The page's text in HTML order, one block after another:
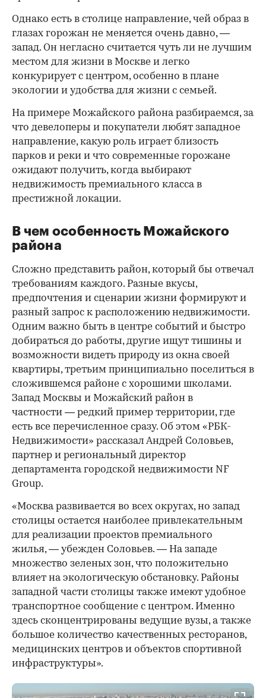
Однако есть в столице направление, чей образ в
глазах горожан не меняется очень давно, —
запад. Он негласно считается чуть ли не лучшим
местом для жизни в Москве и легко
конкурирует с центром, особенно в плане
экологии и удобства для жизни с семьей.
На примере Можайского района разбираемся, за
что девелоперы и покупатели любят западное
направление, какую роль играет близость
парков и реки и что современные горожане
ожидают получить, когда выбирают
недвижимость премиального класса в
престижной локации.
00:00 / 00:00
В чем особенность Можайского
района
Сложно представить район, который бы отвечал
требованиям каждого. Разные вкусы,
предпочтения и сценарии жизни формируют и
разный запрос к расположению недвижимости.
Одним важно быть в центре событий и быстро
добираться до работы, другие ищут тишины и
возможности видеть природу из окна своей
квартиры, третьим принципиально поселиться в
сложившемся районе с хорошими школами.
Запад Москвы и Можайский район в
частности — редкий пример территории, где
есть все перечисленное сразу. Об этом «РБК-
Недвижимости» рассказал Андрей Соловьев,
партнер и региональный директор
департамента городской недвижимости NF
Group.
«Москва развивается во всех округах, но запад
столицы остается наиболее привлекательным
для реализации проектов премиального
жилья, — убежден Соловьев. — На западе
множество зеленых зон, что положительно
влияет на экологическую обстановку. Районы
западной части столицы также имеют удобное
транспортное сообщение с центром. Именно
здесь сконцентрированы ведущие вузы, а также
большое количество качественных ресторанов,
медицинских центров и объектов спортивной
инфраструктуры».